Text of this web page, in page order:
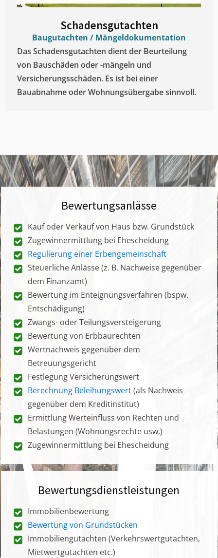
Schadensgutachten
Baugutachten / Mängeldokumentation
Das Schadensgutachten dient der Beurteilung
von Bauschäden oder -mängeln und
Versicherungsschäden. Es ist bei einer
Bauabnahme oder Wohnungsübergabe sinnvoll.
Bewertungsanlässe
Kauf oder Verkauf von Haus bzw. Grundstück
Zugewinnermittlung bei Ehescheidung
Regulierung einer Erbengemeinschaft
Steuerliche Anlässe (z. B. Nachweise gegenüber
dem Finanzamt)
Bewertung im Enteignungsverfahren (bspw.
Entschädigung)
Zwangs- oder Teilungsversteigerung
Bewertung von Erbbaurechten
Wertnachweis gegenüber dem
Betreuungsgericht
Festlegung Versicherungswert
Berechnung Beleihungswert(als Nachweis
gegenüber dem Kreditinstitut)
Ermittlung Werteinfluss von Rechten und
Belastungen (Wohnungsrechte usw.)
Zugewinnermittlung bei Ehescheidung
Bewertungsdienstleistungen
Immobilienbewertung
Bewertung von Grundstücken
Immobiliengutachten (Verkehrswertgutachten,
Mietwertgutachten etc.)